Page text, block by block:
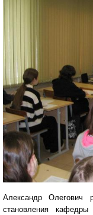
Александр Олегович
становления